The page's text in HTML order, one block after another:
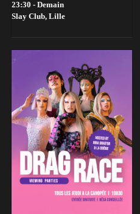
23:30 - Demain
Slay Club, Lille